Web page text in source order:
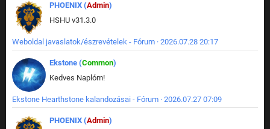
PHOENIX (Admin)
HSHU v31.3.0
Weboldal javaslatok/észrevételek - Fórum · 2026.07.28 20:17
Ekstone (Common)
Kedves Naplóm!
Ekstone Hearthstone kalandozásai - Fórum · 2026.07.27 07:09
PHOENIX (Admin)